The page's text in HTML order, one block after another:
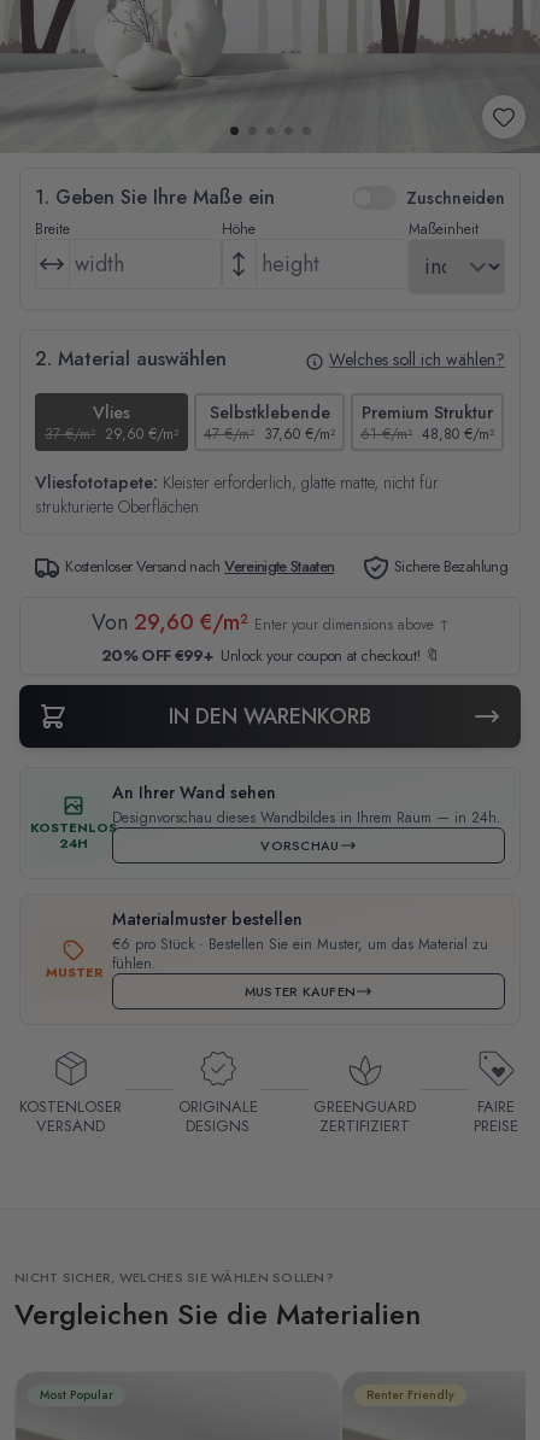
1. Geben Sie Ihre Maße ein Zuschneiden
Breite Höhe Maßeinheit
2. Material auswählen Welches soll ich wählen?
Vlies
37 €/m² 29,60 €/m²
Selbstklebende
47 €/m² 37,60 €/m²
Premium Struktur
61 €/m² 48,80 €/m²
Vliesfototapete: Kleister erforderlich, glatte matte, nicht für
strukturierte Oberflächen
Kostenloser Versand nachVereinigte Staaten Sichere Bezahlung
Von 29,60 €/m² Enter your dimensions above ↑
20% OFF €99+ Unlock your coupon at checkout! 🔖
IN DEN WARENKORB
KOSTENLOS
24H
An Ihrer Wand sehen
Designvorschau dieses Wandbildes in Ihrem Raum — in 24h.
VORSCHAU
MUSTER
Materialmuster bestellen
€6 pro Stück · Bestellen Sie ein Muster, um das Material zu
fühlen.
MUSTER KAUFEN
KOSTENLOSER
VERSAND
ORIGINALE
DESIGNS
GREENGUARD
ZERTIFIZIERT
FAIRE
PREISE
NICHT SICHER, WELCHES SIE WÄHLEN SOLLEN?
Vergleichen Sie die Materialien
Most Popular Renter Friendly